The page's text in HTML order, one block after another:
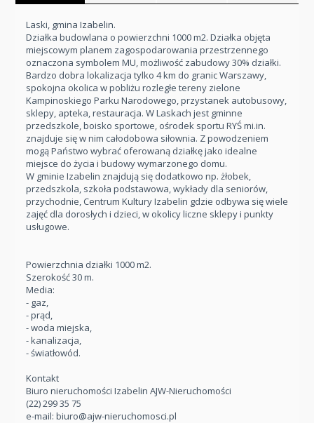
Laski, gmina Izabelin.
Działka budowlana o powierzchni 1000 m2. Działka objęta
miejscowym planem zagospodarowania przestrzennego
oznaczona symbolem MU, możliwość zabudowy 30% działki.
Bardzo dobra lokalizacja tylko 4 km do granic Warszawy,
spokojna okolica w pobliżu rozległe tereny zielone
Kampinoskiego Parku Narodowego, przystanek autobusowy,
sklepy, apteka, restauracja. W Laskach jest gminne
przedszkole, boisko sportowe, ośrodek sportu RYŚ mi.in.
znajduje się w nim całodobowa siłownia. Z powodzeniem
mogą Państwo wybrać oferowaną działkę jako idealne
miejsce do życia i budowy wymarzonego domu.
W gminie Izabelin znajdują się dodatkowo np. żłobek,
przedszkola, szkoła podstawowa, wykłady dla seniorów,
przychodnie, Centrum Kultury Izabelin gdzie odbywa się wiele
zajęć dla dorosłych i dzieci, w okolicy liczne sklepy i punkty
usługowe.
Powierzchnia działki 1000 m2.
Szerokość 30 m.
Media:
- gaz,
- prąd,
- woda miejska,
- kanalizacja,
- światłowód.
Kontakt
Biuro nieruchomości Izabelin AJW-Nieruchomości
(22) 299 35 75
e-mail: biuro@ajw-nieruchomosci.pl